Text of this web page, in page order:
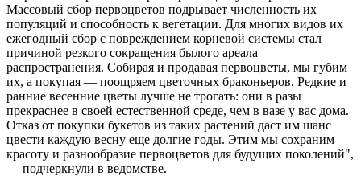
Массовый сбор первоцветов подрывает численность их
популяций и способность к вегетации. Для многих видов их
ежегодный сбор с повреждением корневой системы стал
причиной резкого сокращения былого ареала
распространения. Собирая и продавая первоцветы, мы губим
их, а покупая — поощряем цветочных браконьеров. Редкие и
ранние весенние цветы лучше не трогать: они в разы
прекраснее в своей естественной среде, чем в вазе у вас дома.
Отказ от покупки букетов из таких растений даст им шанс
цвести каждую весну еще долгие годы. Этим мы сохраним
красоту и разнообразие первоцветов для будущих поколений",
— подчеркнули в ведомстве.